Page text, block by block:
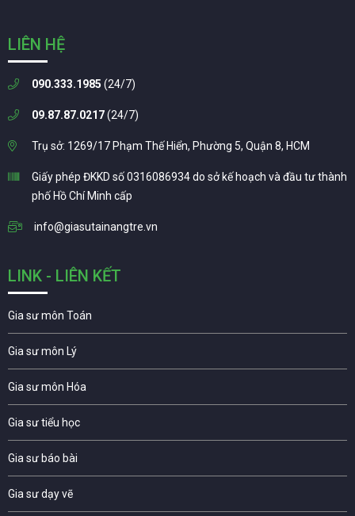
LIÊN HỆ
090.333.1985 (24/7)
09.87.87.0217(24/7)
Trụ sở: 1269/17 Phạm Thế Hiển, Phường 5, Quận 8, HCM
Giấy phép ĐKKD số 0316086934 do sở kế hoạch và đầu tư thành
phố Hồ Chí Minh cấp
info@giasutainangtre.vn
LINK - LIÊN KẾT
Gia sư môn Toán
Gia sư môn Lý
Gia sư môn Hóa
Gia sư tiểu học
Gia sư báo bài
Gia sư dạy vẽ